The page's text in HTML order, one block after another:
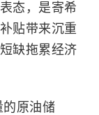
态，是寄希
贴带来沉重
缺拖累经济
的原油储